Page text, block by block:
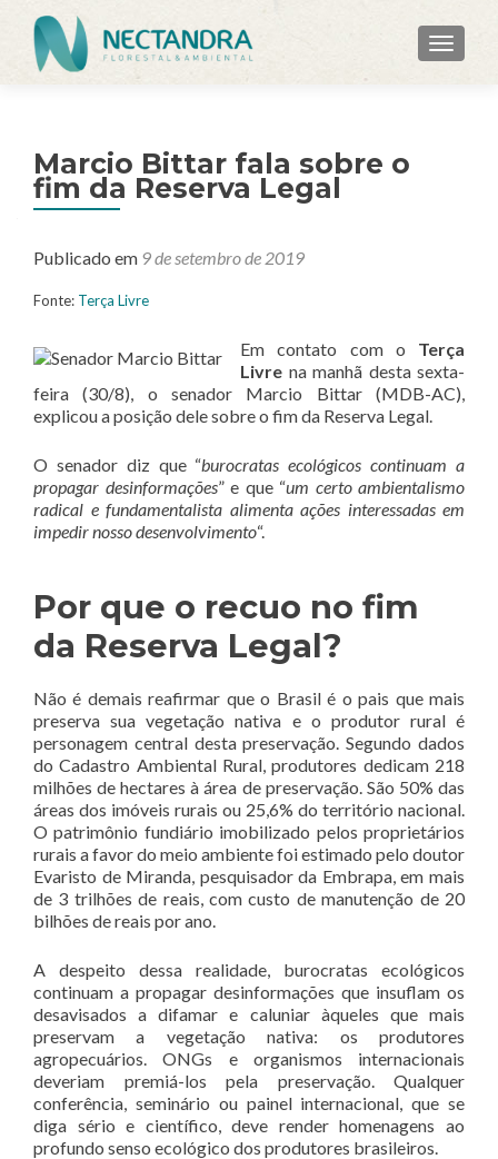
Marcio Bittar fala sobre o
fim da Reserva Legal
Publicado em 9 de setembro de 2019
Fonte: Terça Livre
Em contato com o Terça
Livre na manhã desta sexta-
feira (30/8), o senador Marcio Bittar (MDB-AC),
explicou a posição dele sobre o fim da Reserva Legal.
O senador diz que “burocratas ecológicos continuam a
propagar desinformações” e que “um certo ambientalismo
radical e fundamentalista alimenta ações interessadas em
impedir nosso desenvolvimento“.
Por que o recuo no fim
da Reserva Legal?
Não é demais reafirmar que o Brasil é o pais que mais
preserva sua vegetação nativa e o produtor rural é
personagem central desta preservação. Segundo dados
do Cadastro Ambiental Rural, produtores dedicam 218
milhões de hectares à área de preservação. São 50% das
áreas dos imóveis rurais ou 25,6% do território nacional.
O patrimônio fundiário imobilizado pelos proprietários
rurais a favor do meio ambiente foi estimado pelo doutor
Evaristo de Miranda, pesquisador da Embrapa, em mais
de 3 trilhões de reais, com custo de manutenção de 20
bilhões de reais por ano.
A despeito dessa realidade, burocratas ecológicos
continuam a propagar desinformações que insuflam os
desavisados a difamar e caluniar àqueles que mais
preservam a vegetação nativa: os produtores
agropecuários. ONGs e organismos internacionais
deveriam premiá-los pela preservação. Qualquer
conferência, seminário ou painel internacional, que se
diga sério e científico, deve render homenagens ao
profundo senso ecológico dos produtores brasileiros.